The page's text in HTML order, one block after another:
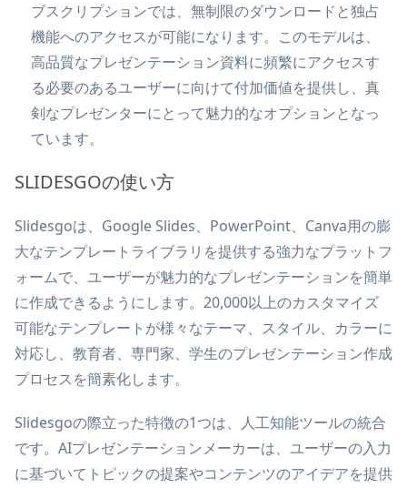
ブスクリプションでは、無制限のダウンロードと独占
機能へのアクセスが可能になります。このモデルは、
高品質なプレゼンテーション資料に頻繁にアクセスす
る必要のあるユーザーに向けて付加価値を提供し、真
剣なプレゼンターにとって魅力的なオプションとなっ
ています。
SLIDESGOの使い方
Slidesgoは、Google Slides、PowerPoint、Canva用の膨
大なテンプレートライブラリを提供する強力なプラットフ
ォームで、ユーザーが魅力的なプレゼンテーションを簡単
に作成できるようにします。20,000以上のカスタマイズ
可能なテンプレートが様々なテーマ、スタイル、カラーに
対応し、教育者、専門家、学生のプレゼンテーション作成
プロセスを簡素化します。
Slidesgoの際立った特徴の1つは、人工知能ツールの統合
です。AIプレゼンテーションメーカーは、ユーザーの入力
に基づいてトピックの提案やコンテンツのアイデアを提供